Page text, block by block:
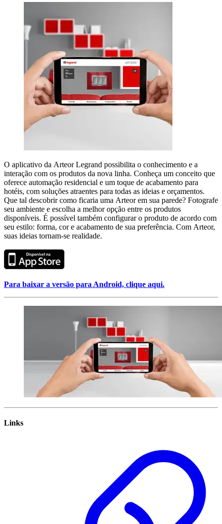
O aplicativo da Arteor Legrand possibilita o conhecimento e a
interação com os produtos da nova linha. Conheça um conceito que
oferece automação residencial e um toque de acabamento para
hotéis, com soluções atraentes para todas as ideias e orçamentos.
Que tal descobrir como ficaria uma Arteor em sua parede? Fotografe
seu ambiente e escolha a melhor opção entre os produtos
disponíveis. É possível também configurar o produto de acordo com
seu estilo: forma, cor e acabamento de sua preferência. Com Arteor,
suas ideias tornam-se realidade.
Para baixar a versão para Android, clique aqui.
Links